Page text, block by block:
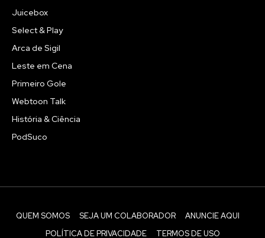
Juicebox
Select & Play
Arca de Sigil
Leste em Cena
Primeiro Gole
Webtoon Talk
História & Ciência
PodSuco
QUEM SOMOS SEJA UM COLABORADOR
ANUNCIE AQUI
POLÍTICA DE PRIVACIDADE
TERMOS DE USO